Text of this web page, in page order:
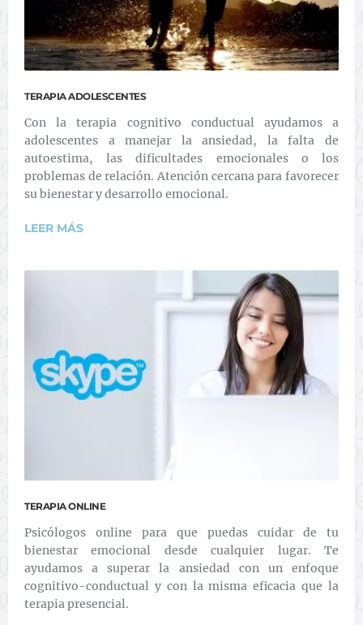
TERAPIA ADOLESCENTES
Con la terapia cognitivo conductual ayudamos a
adolescentes a manejar la ansiedad, la falta de
autoestima, las dificultades emocionales o los
problemas de relación. Atención cercana para favorecer
su bienestar y desarrollo emocional.
LEER MÁS
TERAPIA ONLINE
Psicólogos online para que puedas cuidar de tu
bienestar emocional desde cualquier lugar. Te
ayudamos a superar la ansiedad con un enfoque
cognitivo-conductual y con la misma eficacia que la
terapia presencial.